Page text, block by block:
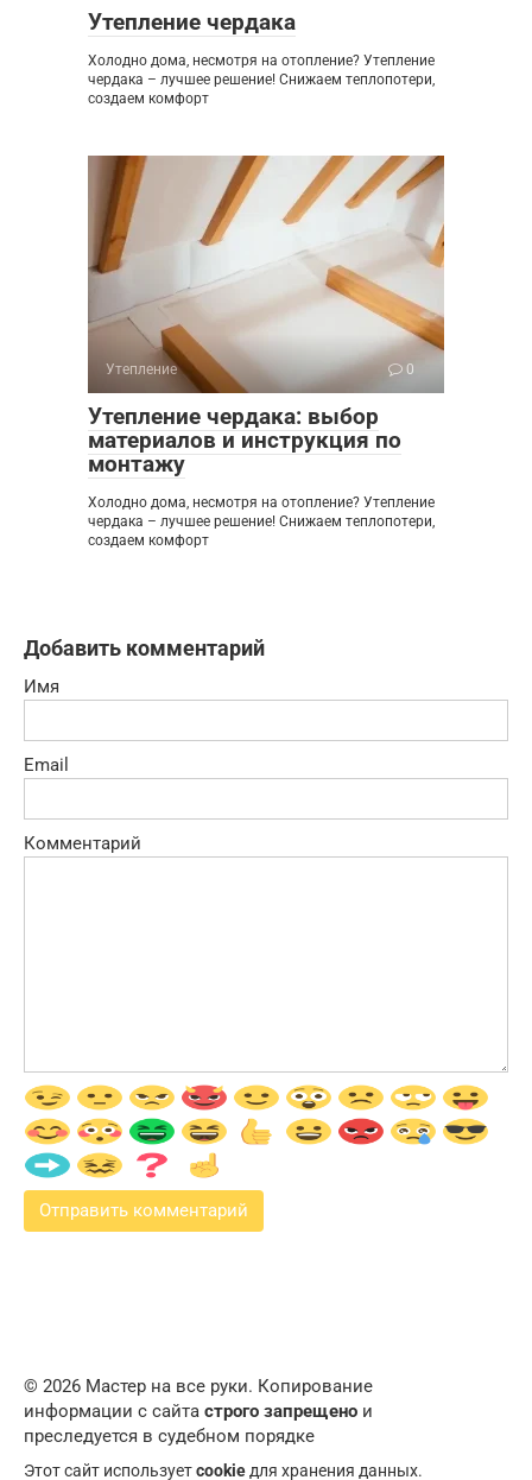
Утепление чердака
Холодно дома, несмотря на отопление? Утепление
чердака – лучшее решение! Снижаем теплопотери,
создаем комфорт
Утепление 0
Утепление чердака: выбор
материалов и инструкция по
монтажу
Холодно дома, несмотря на отопление? Утепление
чердака – лучшее решение! Снижаем теплопотери,
создаем комфорт
Добавить комментарий
Имя
Email
Комментарий
© 2026 Мастер на все руки. Копирование
информации с сайта строго запрещено и
преследуется в судебном порядке
Этот сайт используетcookie для хранения данных.